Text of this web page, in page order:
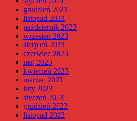
grudzień 2023
listopad 2023
październik 2023
wrzesień 2023
sierpień 2023
czerwiec 2023
maj 2023
kwiecień 2023
marzec 2023
luty 2023
styczeń 2023
grudzień 2022
listopad 2022